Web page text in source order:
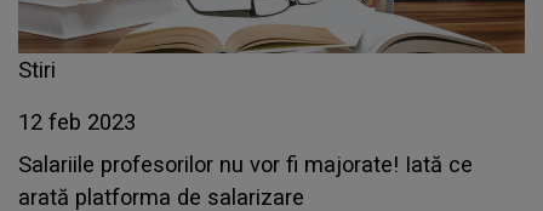
Stiri
12 feb 2023
Salariile profesorilor nu vor fi majorate! Iată ce
arată platforma de salarizare